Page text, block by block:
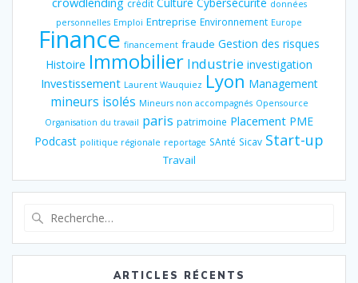
crédit
données
personnelles Emploi Entreprise Environnement Europe
Finance financement fraude Gestion des risques
Histoire Immobilier Industrie investigation
Investissement Laurent Wauquiez Lyon Management
mineurs isolés Mineurs non accompagnés Opensource
Organisation du travail paris patrimoine Placement PME
Podcast politique régionale reportage SAnté Sicav Start-up
Travail
:
ARTICLES RÉCENTS